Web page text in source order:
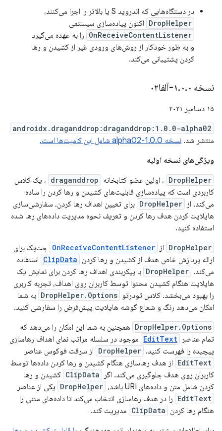
در دستگاه‌هایی که اندروید S یا بالاتر را اجرا می‌کنند،
DropHelper اکنون پیاده‌سازی سیستمی
OnReceiveContentListener را به عهده می‌گیرد
و به طور خودکار از روش‌های ورودی غیر از کشیدن و رها
کردن پشتیبانی می‌کند.
نسخه ۱ .۰.۰-آلفا۰۲
۱۵ دسامبر ۲۰۲۱
androidx.draganddrop:draganddrop:1.0.0-alpha02
منتشر شد. نسخه 1.0.0-alpha02 شامل این کامیت‌ها است.
ویژگی‌های نسخه اولیه
DropHelper ، اولین عضو کتابخانه draganddrop ، یک کلاس
کاربردی است که پیاده‌سازی قابلیت‌های کشیدن و رها کردن را ساده
می‌کند. از DropHelper برای تعیین اهداف رها کردن، سفارشی‌سازی
هایلایت کردن هدف رها کردن و تعریف نحوه مدیریت داده‌های رها شده
استفاده کنید.
DropHelper از OnReceiveContentListener جت‌پک برای
ارائه پردازش خاص هدف از کشیدن و رها کردن ClipData استفاده
می‌کند. DropHelper با پیکربندی اهداف رها کردن برای نمایش یک
هایلایت هنگام کشیدن محتوا توسط کاربران روی اهداف، تجربه کاربری
را بهبود می‌بخشد. کلاس تودرتو DropHelper.Options به شما
امکان می‌دهد رنگ و شعاع گوشه هایلایت پیش‌فرض را سفارشی کنید.
DropHelper.Options همچنین به شما این امکان را می‌دهد که
تمام عناصر
EditText موجود در سلسله مراتب نمای اهداف رهاسازی
پیچیده را فهرست کنید. DropHelper از سرقت فوکوس عناصر
EditText از هدف رهاسازی هنگام کشیدن و رها کردن داده‌ها توسط
کاربران روی هدف جلوگیری می‌کند. اگر
ClipData کشیدن و رها
کردن شامل متن و داده‌های URI باشد،
DropHelper یکی از عناصر
EditText را در هدف رهاسازی انتخاب می‌کند تا داده‌های متنی را
هنگام رها کردن ClipData مدیریت کند.